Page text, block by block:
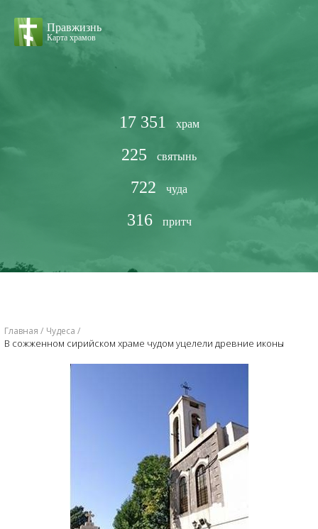
Правжизнь
Карта храмов
17 351 храм
225 святынь
722 чуда
316 притч
Главная Чудеса
В сожженном сирийском храме чудом уцелели древние иконы